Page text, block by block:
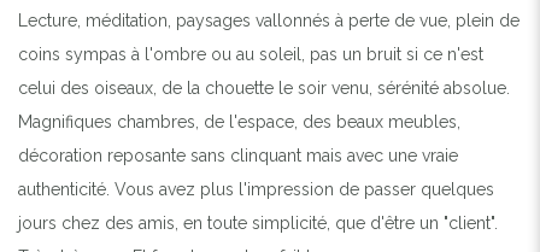
Lecture, méditation, paysages vallonnés à perte de vue, plein de
coins sympas à l'ombre ou au soleil, pas un bruit si ce n'est
celui des oiseaux, de la chouette le soir venu, sérénité absolue.
Magnifiques chambres, de l'espace, des beaux meubles,
décoration reposante sans clinquant mais avec une vraie
authenticité. Vous avez plus l'impression de passer quelques
jours chez des amis, en toute simplicité, que d'être un "client".